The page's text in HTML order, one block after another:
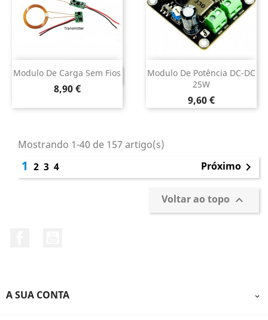
Modulo De Carga Sem Fios
Preço
8,90 €
DESCONTINUADO
Modulo De Potência DC-DC
25W
Preço
9,60 €
Mostrando 1-40 de 157 artigo(s)
1 2 3 4 Próximo 
Voltar ao topo 
A SUA CONTA 